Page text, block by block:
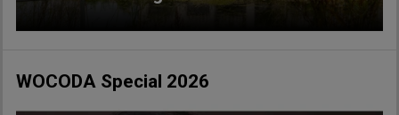
WOCODA Special 2026